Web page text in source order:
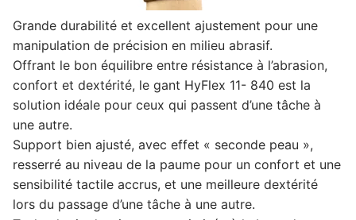
Grande durabilité et excellent ajustement pour une
manipulation de précision en milieu abrasif.
Offrant le bon équilibre entre résistance à l’abrasion,
confort et dextérité, le gant HyFlex 11- 840 est la
solution idéale pour ceux qui passent d’une tâche à
une autre.
Support bien ajusté, avec effet « seconde peau »,
resserré au niveau de la paume pour un confort et une
sensibilité tactile accrus, et une meilleure dextérité
lors du passage d’une tâche à une autre.